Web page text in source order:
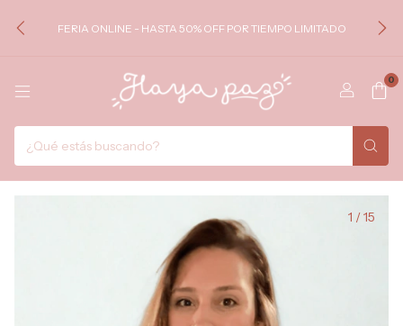
FERIA ONLINE - HASTA 50% OFF POR TIEMPO LIMITADO
0
1 /15